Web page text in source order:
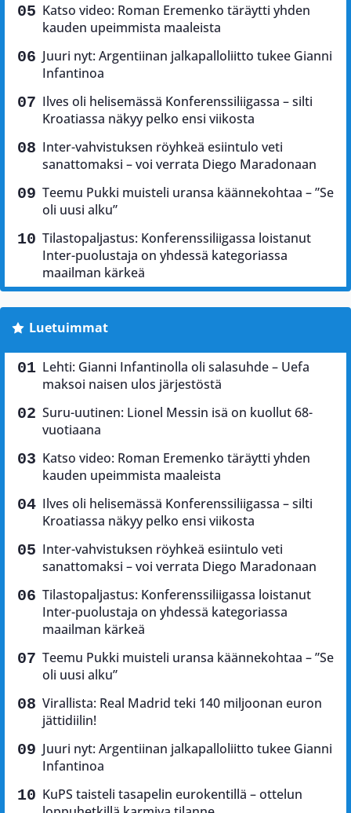
Katso video: Roman Eremenko täräytti yhden
kauden upeimmista maaleista
Juuri nyt: Argentiinan jalkapalloliitto tukee Gianni
Infantinoa
Ilves oli helisemässä Konferenssiliigassa – silti
Kroatiassa näkyy pelko ensi viikosta
Inter-vahvistuksen röyhkeä esiintulo veti
sanattomaksi – voi verrata Diego Maradonaan
Teemu Pukki muisteli uransa käännekohtaa – ”Se
oli uusi alku”
Tilastopaljastus: Konferenssiliigassa loistanut
Inter-puolustaja on yhdessä kategoriassa
maailman kärkeä
Luetuimmat
Lehti: Gianni Infantinolla oli salasuhde – Uefa
maksoi naisen ulos järjestöstä
Suru-uutinen: Lionel Messin isä on kuollut 68-
vuotiaana
Katso video: Roman Eremenko täräytti yhden
kauden upeimmista maaleista
Ilves oli helisemässä Konferenssiliigassa – silti
Kroatiassa näkyy pelko ensi viikosta
Inter-vahvistuksen röyhkeä esiintulo veti
sanattomaksi – voi verrata Diego Maradonaan
Tilastopaljastus: Konferenssiliigassa loistanut
Inter-puolustaja on yhdessä kategoriassa
maailman kärkeä
Teemu Pukki muisteli uransa käännekohtaa – ”Se
oli uusi alku”
Virallista: Real Madrid teki 140 miljoonan euron
jättidiilin!
Juuri nyt: Argentiinan jalkapalloliitto tukee Gianni
Infantinoa
KuPS taisteli tasapelin eurokentillä – ottelun